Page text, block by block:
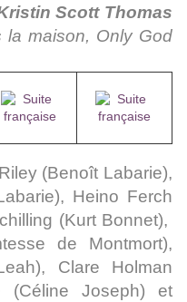
Scott Thomas
la maison, Only God
(Benoît Labarie),
Heino Ferch
(Kurt Bonnet),
de Montmort),
Clare Holman
(Céline Joseph) et